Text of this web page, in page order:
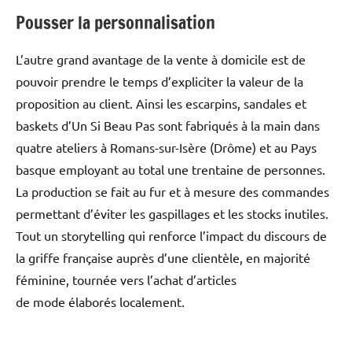
Pousser la personnalisation
L’autre grand avantage de la vente à domicile est de
pouvoir prendre le temps d’expliciter la valeur de la
proposition au client. Ainsi les escarpins, sandales et
baskets d’Un Si Beau Pas sont fabriqués à la main dans
quatre ateliers à Romans-sur-Isère (Drôme) et au Pays
basque employant au total une trentaine de personnes.
La production se fait au fur et à mesure des commandes
permettant d’éviter les gaspillages et les stocks inutiles.
Tout un storytelling qui renforce l’impact du discours de
la griffe française auprès d’une clientèle, en majorité
féminine, tournée vers l’achat d’articles
de mode élaborés localement.